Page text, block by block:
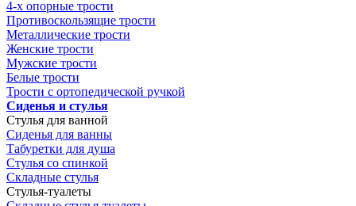
4-х опорные трости
Противоскользящие трости
Металлические трости
Женские трости
Мужские трости
Белые трости
Трости с ортопедической ручкой
Сиденья и стулья
Стулья для ванной
Сиденья для ванны
Табуретки для душа
Стулья со спинкой
Складные стулья
Стулья-туалеты